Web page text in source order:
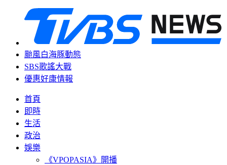
颱風白海豚動態
SBS歌謠大戰
優惠好康情報
首頁
即時
生活
政治
娛樂
《VPOPASIA》開播